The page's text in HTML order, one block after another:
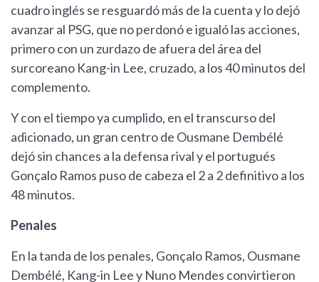
cuadro inglés se resguardó más de la cuenta y lo dejó
avanzar al PSG, que no perdonó e igualó las acciones,
primero con un zurdazo de afuera del área del
surcoreano Kang-in Lee, cruzado, a los 40 minutos del
complemento.
Y con el tiempo ya cumplido, en el transcurso del
adicionado, un gran centro de Ousmane Dembélé
dejó sin chances a la defensa rival y el portugués
Gonçalo Ramos puso de cabeza el 2 a 2 definitivo a los
48 minutos.
Penales
En la tanda de los penales, Gonçalo Ramos, Ousmane
Dembélé, Kang-in Lee y Nuno Mendes convirtieron